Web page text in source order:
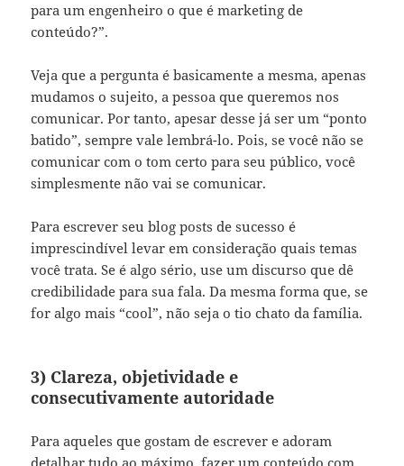
para um engenheiro o que é marketing de
conteúdo?”.
Veja que a pergunta é basicamente a mesma, apenas
mudamos o sujeito, a pessoa que queremos nos
comunicar. Por tanto, apesar desse já ser um “ponto
batido”, sempre vale lembrá-lo. Pois, se você não se
comunicar com o tom certo para seu público, você
simplesmente não vai se comunicar.
Para escrever seu blog posts de sucesso é
imprescindível levar em consideração quais temas
você trata. Se é algo sério, use um discurso que dê
credibilidade para sua fala. Da mesma forma que, se
for algo mais “cool”, não seja o tio chato da família.
3) Clareza, objetividade e
consecutivamente autoridade
Para aqueles que gostam de escrever e adoram
detalhar tudo ao máximo, fazer um conteúdo com